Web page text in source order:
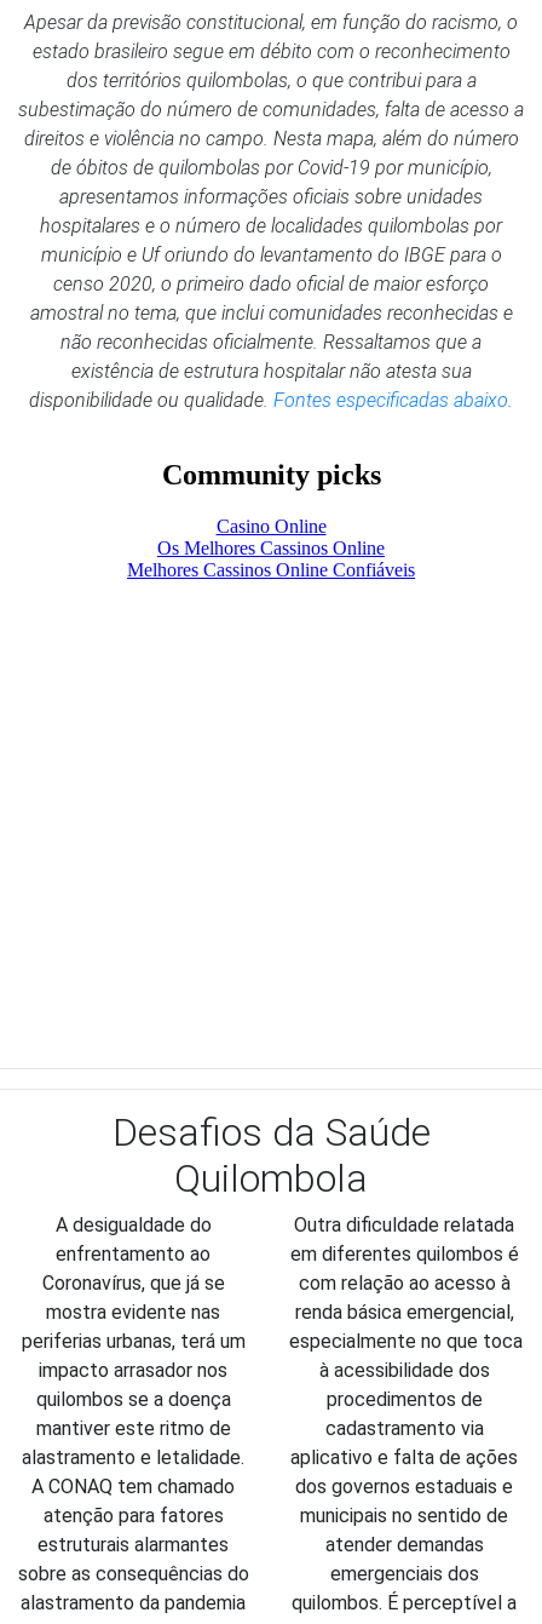
Apesar da previsão constitucional, em função do racismo, o
estado brasileiro segue em débito com o reconhecimento
dos territórios quilombolas, o que contribui para a
subestimação do número de comunidades, falta de acesso a
direitos e violência no campo. Nesta mapa, além do número
de óbitos de quilombolas por Covid-19 por município,
apresentamos informações oficiais sobre unidades
hospitalares e o número de localidades quilombolas por
município e Uf oriundo do levantamento do IBGE para o
censo 2020, o primeiro dado oficial de maior esforço
amostral no tema, que inclui comunidades reconhecidas e
não reconhecidas oficialmente. Ressaltamos que a
existência de estrutura hospitalar não atesta sua
disponibilidade ou qualidade. Fontes especificadas abaixo.
Desafios da Saúde
Quilombola
A desigualdade do
enfrentamento ao
Coronavírus, que já se
mostra evidente nas
periferias urbanas, terá um
impacto arrasador nos
quilombos se a doença
mantiver este ritmo de
alastramento e letalidade.
A CONAQ tem chamado
atenção para fatores
estruturais alarmantes
sobre as consequências do
alastramento da pandemia
Outra dificuldade relatada
em diferentes quilombos é
com relação ao acesso à
renda básica emergencial,
especialmente no que toca
à acessibilidade dos
procedimentos de
cadastramento via
aplicativo e falta de ações
dos governos estaduais e
municipais no sentido de
atender demandas
emergenciais dos
quilombos. É perceptível a